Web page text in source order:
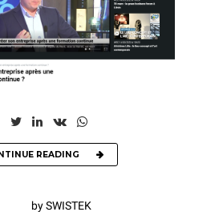
READING
by SWISTEK